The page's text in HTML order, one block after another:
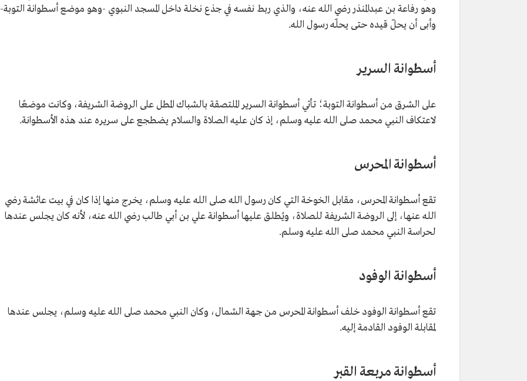
وهو رفاعة بن عبدالمنذر رضي الله عنه، والذي ربط نفسه في جذع نخلة داخل المسجد النبوي -وهو موضع أسطوانة التوبة-
وأبى أن يحلّ قيده حتى يحلّه رسول الله.
أسطوانة السرير
على الشرق من أسطوانة التوبة؛ تأتي أسطوانة السرير الملتصقة بالشباك المطل على الروضة الشريفة، وكانت موضعًا
لاعتكاف النبي محمد صلى الله عليه وسلم، إذ كان عليه الصلاة والسلام يضطجع على سريره عند هذه الأسطوانة.
أسطوانة المحرس
تقع أسطوانة المحرس، مقابل الخوخة التي كان رسول الله صلى الله عليه وسلم، يخرج منها إذا كان في بيت عائشة رضي
الله عنها، إلى الروضة الشريفة للصلاة، ويُطلق عليها أسطوانة علي بن أبي طالب رضي الله عنه، لأنه كان يجلس عندها
لحراسة النبي محمد صلى الله عليه وسلم.
أسطوانة الوفود
تقع أسطوانة الوفود خلف أسطوانة المحرس من جهة الشمال، وكان النبي محمد صلى الله عليه وسلم، يجلس عندها
لمقابلة الوفود القادمة إليه.
أسطوانة مربعة القبر